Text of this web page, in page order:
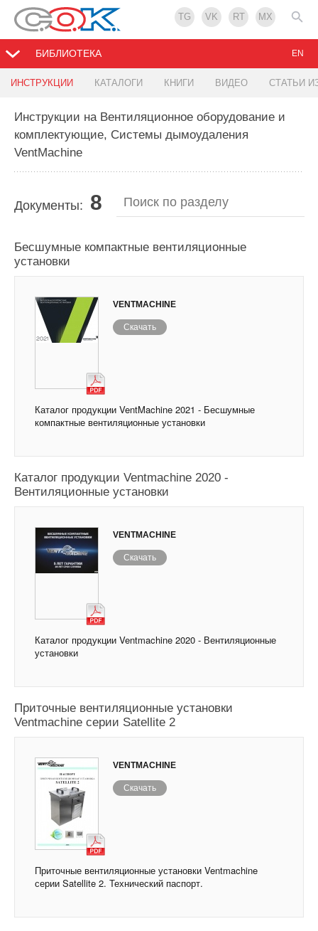
TG VK RT MX
БИБЛИОТЕКА
ИНСТРУКЦИИ КАТАЛОГИ КНИГИ ВИДЕО СТАТЬИ
EN
Инструкции на Вентиляционное оборудование и
комплектующие, Системы дымоудаления
VentMachine
Документы: 8
Бесшумные компактные вентиляционные
установки
VENTMACHINE
Скачать
Каталог продукции VentMachine 2021 - Бесшумные
компактные вентиляционные установки
Каталог продукции Ventmachine 2020 -
Вентиляционные установки
VENTMACHINE
Скачать
Каталог продукции Ventmachine 2020 - Вентиляционные
установки
Приточные вентиляционные установки
Ventmachine серии Satellite 2
VENTMACHINE
Скачать
Приточные вентиляционные установки Ventmachine
серии Satellite 2. Технический паспорт.